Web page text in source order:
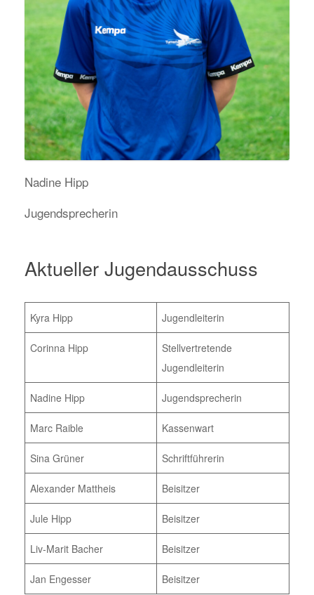
Nadine Hipp
Jugendsprecherin
Aktueller Jugendausschuss
Kyra Hipp Jugendleiterin
Corinna Hipp
Stellvertretende
Jugendleiterin
Nadine Hipp Jugendsprecherin
Marc Raible Kassenwart
Sina Grüner Schriftführerin
Alexander Mattheis Beisitzer
Jule Hipp Beisitzer
Liv-Marit Bacher Beisitzer
Jan Engesser Beisitzer